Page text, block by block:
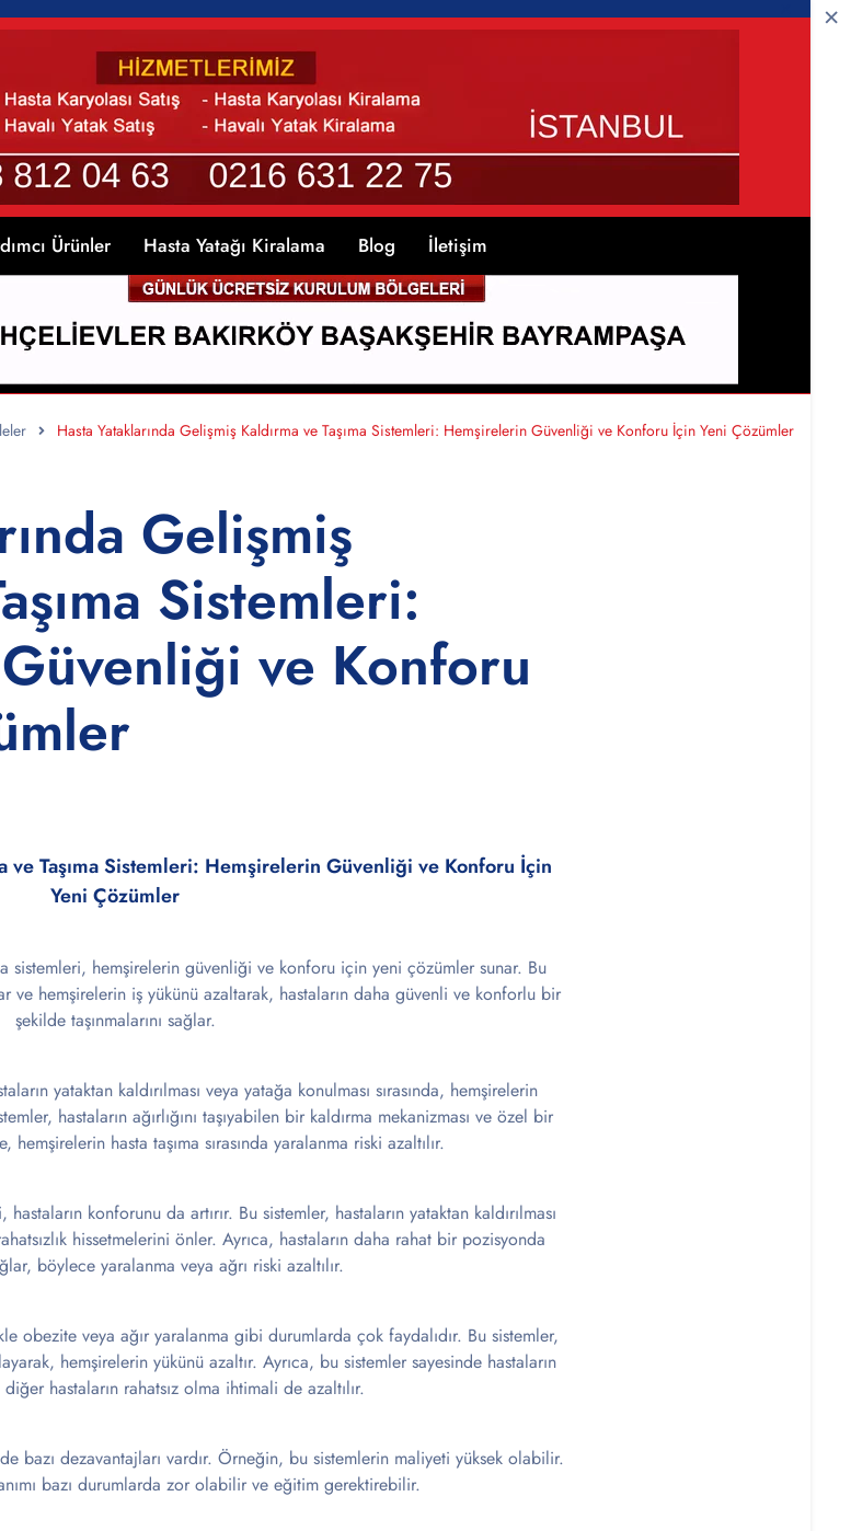
Ürünler Hasta Yatağı Kiralama Blog İletişim
Hasta Yataklarında Gelişmiş Kaldırma ve Taşıma Sistemleri: Hemşirelerin Güvenliği ve Konforu İçin Yeni Çözümler
Gelişmiş
Sistemleri:
ve Konforu
ve Taşıma Sistemleri: Hemşirelerin Güvenliği ve Konforu İçin
Yeni Çözümler
sistemleri, hemşirelerin güvenliği ve konforu için yeni çözümler sunar. Bu
ve hemşirelerin iş yükünü azaltarak, hastaların daha güvenli ve konforlu bir
şekilde taşınmalarını sağlar.
yataktan kaldırılması veya yatağa konulması sırasında, hemşirelerin
hastaların ağırlığını taşıyabilen bir kaldırma mekanizması ve özel bir
hemşirelerin hasta taşıma sırasında yaralanma riski azaltılır.
konforunu da artırır. Bu sistemler, hastaların yataktan kaldırılması
hissetmelerini önler. Ayrıca, hastaların daha rahat bir pozisyonda
böylece yaralanma veya ağrı riski azaltılır.
obezite veya ağır yaralanma gibi durumlarda çok faydalıdır. Bu sistemler,
hemşirelerin yükünü azaltır. Ayrıca, bu sistemler sayesinde hastaların
diğer hastaların rahatsız olma ihtimali de azaltılır.
bazı dezavantajları vardır. Örneğin, bu sistemlerin maliyeti yüksek olabilir.
bazı durumlarda zor olabilir ve eğitim gerektirebilir.